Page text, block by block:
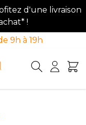
d'une livraison
!
9h à 19h